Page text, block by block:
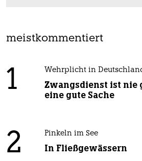
meistkommentiert
1 Wehrplicht in
Zwangsdienst ist nie
eine gute Sache
2 Pinkeln im See
In Fließgewässern